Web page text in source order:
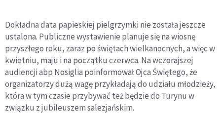
Dokładna data papieskiej pielgrzymki nie została jeszcze
ustalona. Publiczne wystawienie planuje się na wiosnę
przyszłego roku, zaraz po świętach wielkanocnych, a więc w
kwietniu, maju i na początku czerwca. Na wczorajszej
audiencji abp Nosiglia poinformował Ojca Świętego, że
organizatorzy dużą wagę przykładają do udziału młodzieży,
która w tym czasie przybywać też będzie do Turynu w
związku z jubileuszem salezjańskim.